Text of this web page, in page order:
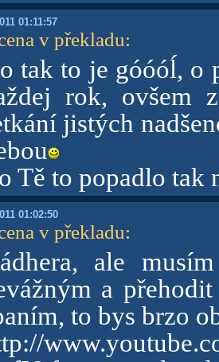
01:11:57
v překladu:
tak to je góóóĺ, o
rok, ovšem
jistých
Tě to popadlo tak
01:02:50
v překladu:
ale
a
to bys brzo